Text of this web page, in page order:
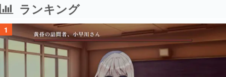
ランキング
1